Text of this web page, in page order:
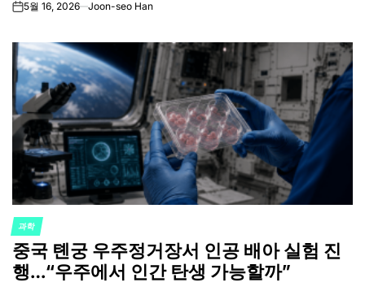
on5월 16, 2026 Joon-seo Han
POSTED
IN
과학
중국 톈궁 우주정거장서 인공 배아 실험 진
행…“우주에서 인간 탄생 가능할까”